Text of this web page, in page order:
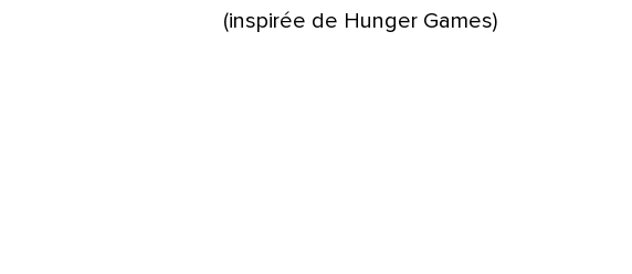
(inspirée de Hunger Games)